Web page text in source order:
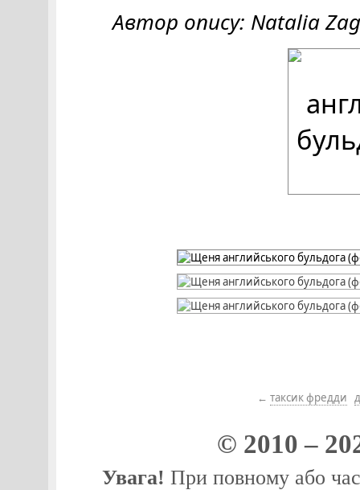
Автор опису: Natalia
← таксик фредди
© 2010 –
Увага! При повному або